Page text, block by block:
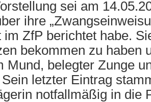
sei am
ihre
im ZfP berichtet habe.
bekommen zu haben
Mund, belegter Zunge
letzter Eintrag
notfallmäßig in die